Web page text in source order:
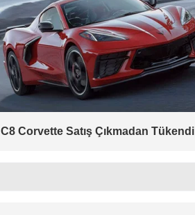
C8 Corvette Satış Çıkmadan Tükendi